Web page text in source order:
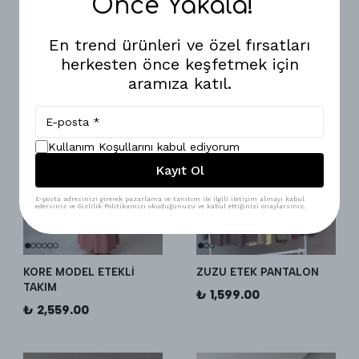
KORE MODEL ETEKLİ
TAKIM
₺ 2,559.00
ZUZU ETEK PANTALON
₺ 1,599.00
Önce Yakala!
En trend ürünleri ve özel fırsatları
herkesten önce keşfetmek için
aramıza katıl.
Kullanım Koşullarını kabul ediyorum
Kayıt Ol
E-posta adresinizi girerek pazarlama ve tanıtım ile ilgili iletişim almayı kabul
edersiniz ve Gizlilik Politikamızı okuduğunuzu ve kabul ettiğinizi onaylarsınız.